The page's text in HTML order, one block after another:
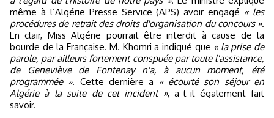
même à l’Algérie Presse Service (APS) avoir engagé « les
procédures de retrait des droits d'organisation du concours ».
En clair, Miss Algérie pourrait être interdit à cause de la
bourde de la Française. M. Khomri a indiqué que « la prise de
parole, par ailleurs fortement conspuée par toute l'assistance,
de Geneviève de Fontenay n'a, à aucun moment, été
programmée ». Cette dernière a
« écourté son séjour en
Algérie à la suite de cet incident », a-t-il également fait
savoir.